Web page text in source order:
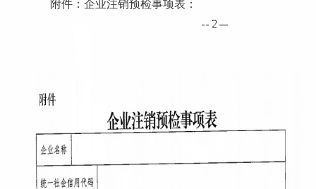
附件：企业注销预检事项表：